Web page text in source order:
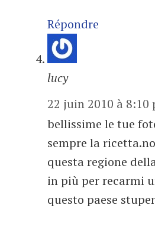
Répondre
lucy
22 juin 2010 à 8:10
bellissime le tue
sempre la
questa regione
in più per recarmi
questo paese